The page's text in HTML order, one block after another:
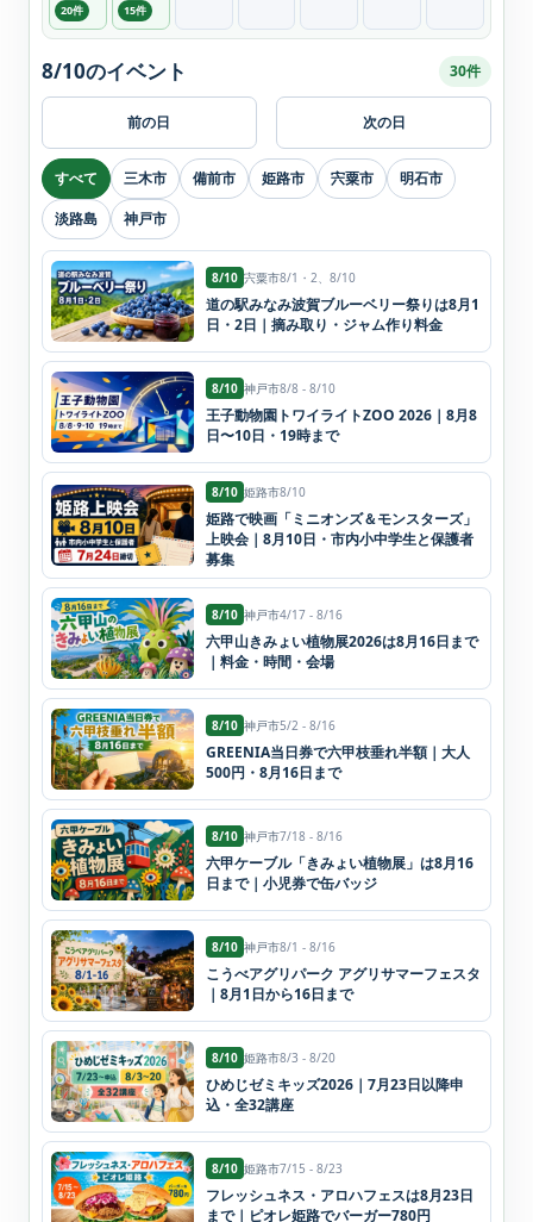
20件 15件
前の日
8/10のイベント 30件
次の日
すべて 三木市 備前市 姫路市 宍粟市
明石市
淡路島
神戸市
8/10 宍粟市8/1・2、8/10
道の駅みなみ波賀ブルーベリー祭りは8月1
日・2日｜摘み取り・ジャム作り料金
8/10 神戸市8/8 - 8/10
王子動物園トワイライトZOO 2026｜8月8
日〜10日・19時まで
8/10 姫路市8/10
姫路で映画「ミニオンズ＆モンスターズ」
上映会｜8月10日・市内小中学生と保護者
募集
8/10 神戸市4/17 - 8/16
六甲山きみょい植物展2026は8月16日まで
｜料金・時間・会場
8/10 神戸市5/2 - 8/16
GREENIA当日券で六甲枝垂れ半額｜大人
500円・8月16日まで
8/10 神戸市7/18 - 8/16
六甲ケーブル「きみょい植物展」は8月16
日まで｜小児券で缶バッジ
8/10 神戸市8/1 - 8/16
こうべアグリパーク アグリサマーフェスタ
｜8月1日から16日まで
8/10 姫路市8/3 - 8/20
ひめじゼミキッズ2026｜7月23日以降申
込・全32講座
8/10 姫路市7/15 - 8/23
フレッシュネス・アロハフェスは8月23日
まで｜ピオレ姫路でバーガー780円